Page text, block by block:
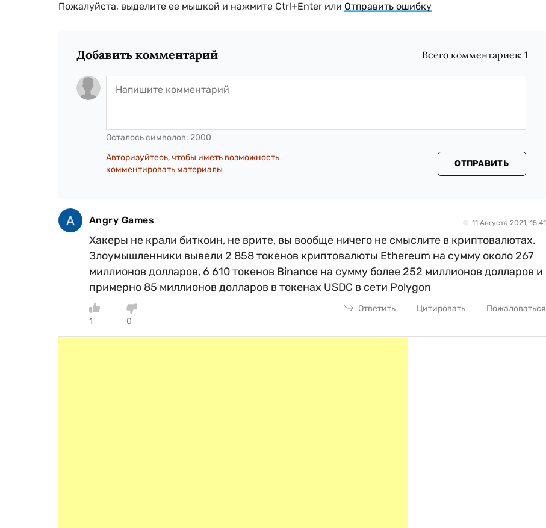
Пожалуйста, выделите ее мышкой и нажмите Ctrl+Enter или Отправить ошибку
Добавить комментарий Всего комментариев:1
Осталось символов: 2000
Авторизуйтесь, чтобы иметь возможность
комментировать материалы
ОТПРАВИТЬ
Angry Games 11 Августа 2021, 15:41
Хакеры не крали биткоин, не врите, вы вообще ничего не смыслите в криптовалютах.
Злоумышленники вывели 2 858 токенов криптовалюты Ethereum на сумму около 267
миллионов долларов, 6 610 токенов Binance на сумму более 252 миллионов долларов и
примерно 85 миллионов долларов в токенах USDC в сети Polygon
1 0
Ответить Цитировать Пожаловаться